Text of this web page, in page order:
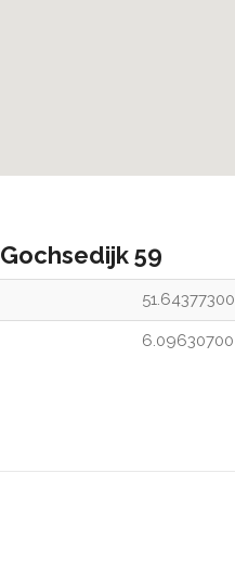
Gochsedijk 59
51.64377300
6.09630700